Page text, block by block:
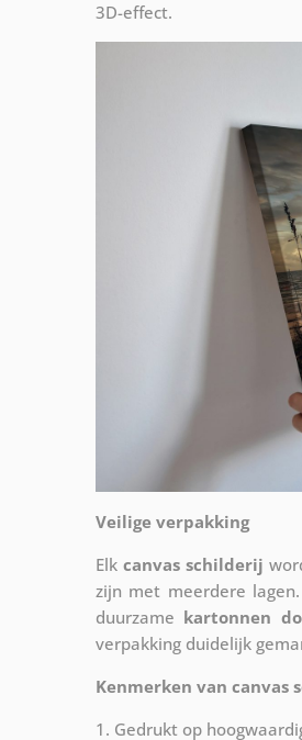
3D-effect.
Veilige verpakking
Elk canvas schilderij
zijn met meerdere
duurzame kartonnen
verpakking duidelijk
Kenmerken van canvas
1. Gedrukt op